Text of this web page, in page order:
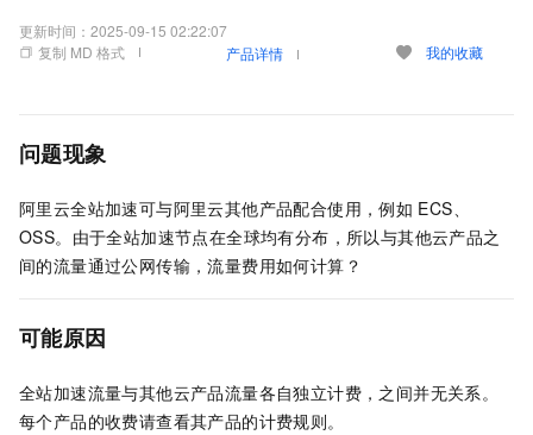
更新时间： 2025-09-15 02:22:07
复制 MD 格式
产品详情 我的收藏
问题现象
阿里云全站加速可与阿里云其他产品配合使用，例如 ECS、
OSS。由于全站加速节点在全球均有分布，所以与其他云产品之
间的流量通过公网传输，流量费用如何计算？
可能原因
全站加速流量与其他云产品流量各自独立计费，之间并无关系。
每个产品的收费请查看其产品的计费规则。